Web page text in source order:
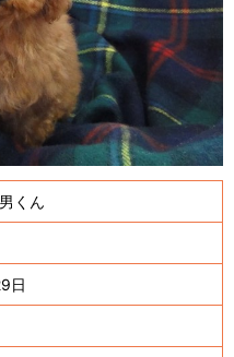
くん
日